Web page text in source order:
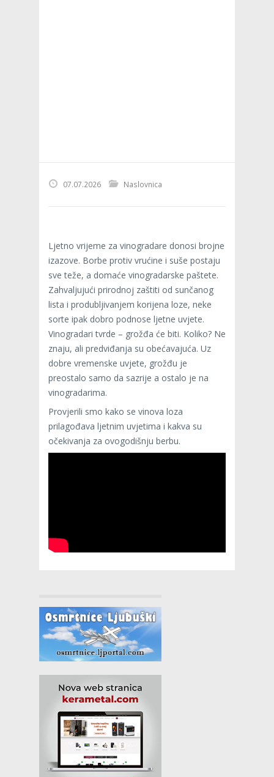
07.07.2026 Naslovnica
Ljetno vrijeme za vinogradare donosi brojne
izazove. Borbe protiv vrućine i suše postaju
sve teže, a domaće vinogradarske paštete.
Zahvaljujući prirodnoj zaštiti od sunčanog
lista i produbljivanjem korijena loze, neke
sorte ipak dobro podnose ljetne uvjete.
Vinogradari tvrde – grožđa će biti. Koliko? Ne
znaju, ali predviđanja su obećavajuća. Uz
dobre vremenske uvjete, grožđu je
preostalo samo da sazrije a ostalo je na
vinogradarima.
Provjerili smo kako se vinova loza
prilagođava ljetnim uvjetima i kakva su
očekivanja za ovogodišnju berbu.